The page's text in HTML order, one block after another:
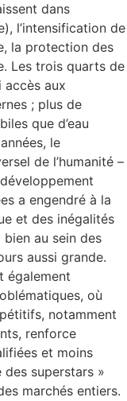
dans
l’intensification de
la protection des
Les trois quarts de
accès aux
; plus de
que d’eau
le
de l’humanité –
a engendré à la
et des inégalités
au sein des
aussi grande.
également
où
notamment
renforce
et moins
superstars »
marchés entiers.